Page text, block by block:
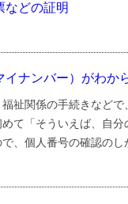
などの証明
イナンバー）がわか
祉関係の手続きなどで
て「そういえば、自分
、個人番号の確認のし